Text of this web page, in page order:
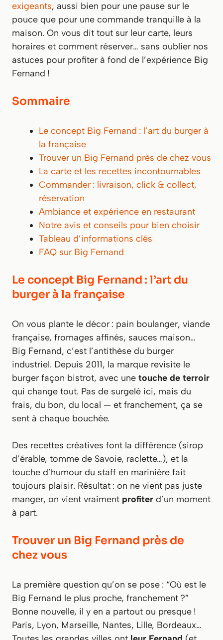
exigeants, aussi bien pour une pause sur le
pouce que pour une commande tranquille à la
maison. On vous dit tout sur leur carte, leurs
horaires et comment réserver… sans oublier nos
astuces pour profiter à fond de l’expérience Big
Fernand !
Sommaire
Le concept Big Fernand : l’art du burger à
la française
Trouver un Big Fernand près de chez vous
La carte et les recettes incontournables
Commander : livraison, click & collect,
réservation
Ambiance et expérience en restaurant
Notre avis et conseils pour bien choisir
Tableau d’informations clés
FAQ sur Big Fernand
Le concept Big Fernand : l’art du
burger à la française
On vous plante le décor : pain boulanger, viande
française, fromages affinés, sauces maison…
Big Fernand, c’est l’antithèse du burger
industriel. Depuis 2011, la marque revisite le
burger façon bistrot, avec une touche de terroir
qui change tout. Pas de surgelé ici, mais du
frais, du bon, du local — et franchement, ça se
sent à chaque bouchée.
Des recettes créatives font la différence (sirop
d’érable, tomme de Savoie, raclette…), et la
touche d’humour du staff en marinière fait
toujours plaisir. Résultat : on ne vient pas juste
manger, on vient vraiment profiter d’un moment
à part.
Trouver un Big Fernand près de
chez vous
La première question qu’on se pose : “Où est le
Big Fernand le plus proche, franchement ?”
Bonne nouvelle, il y en a partout ou presque !
Paris, Lyon, Marseille, Nantes, Lille, Bordeaux…